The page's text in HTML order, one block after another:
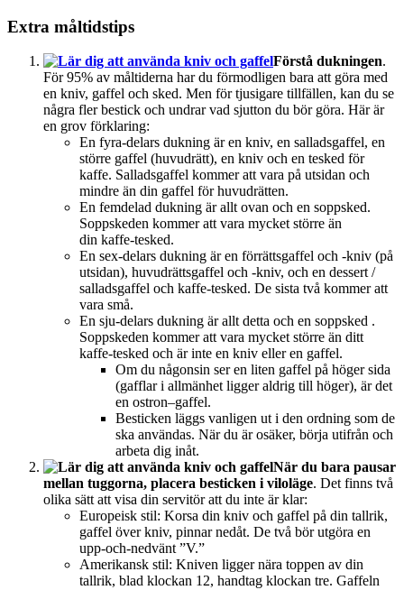
Extra måltidstips
Förstå dukningen.
För 95% av måltiderna har du förmodligen bara att göra med
en kniv, gaffel och sked. Men för tjusigare tillfällen, kan du se
några fler bestick och undrar vad sjutton du bör göra. Här är
en grov förklaring:
En fyra-delars dukning är en kniv, en salladsgaffel, en
större gaffel (huvudrätt), en kniv och en tesked för
kaffe. Salladsgaffel kommer att vara på utsidan och
mindre än din gaffel för huvudrätten.
En femdelad dukning är allt ovan och en soppsked.
Soppskeden kommer att vara mycket större än
din kaffe-tesked.
En sex-delars dukning är en förrättsgaffel och -kniv (på
utsidan), huvudrättsgaffel och -kniv, och en dessert /
salladsgaffel och kaffe-tesked. De sista två kommer att
vara små.
En sju-delars dukning är allt detta och en soppsked .
Soppskeden kommer att vara mycket större än ditt
kaffe-tesked och är inte en kniv eller en gaffel.
Om du någonsin ser en liten gaffel på höger sida
(gafflar i allmänhet ligger aldrig till höger), är det
en ostron–gaffel.
Besticken läggs vanligen ut i den ordning som de
ska användas. När du är osäker, börja utifrån och
arbeta dig inåt.
När du bara pausar
mellan tuggorna, placera besticken i viloläge. Det finns två
olika sätt att visa din servitör att du inte är klar:
Europeisk stil: Korsa din kniv och gaffel på din tallrik,
gaffel över kniv, pinnar nedåt. De två bör utgöra en
upp-och-nedvänt ”V.”
Amerikansk stil: Kniven ligger nära toppen av din
tallrik, blad klockan 12, handtag klockan tre. Gaffeln